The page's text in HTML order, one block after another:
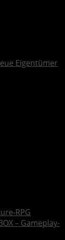
Eigentümer
RPG
– Gameplay-